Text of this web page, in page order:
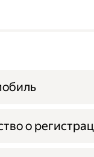
о